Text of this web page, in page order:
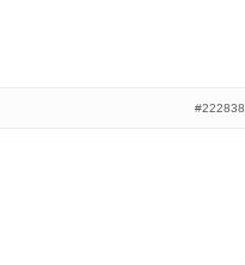
#222838